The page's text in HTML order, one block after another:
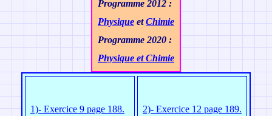
Programme 2012 :
Physique etChimie
Programme 2020 :
Physique et Chimie
1)- Exercice 9 page 188. 2)- Exercice 12 page 189.